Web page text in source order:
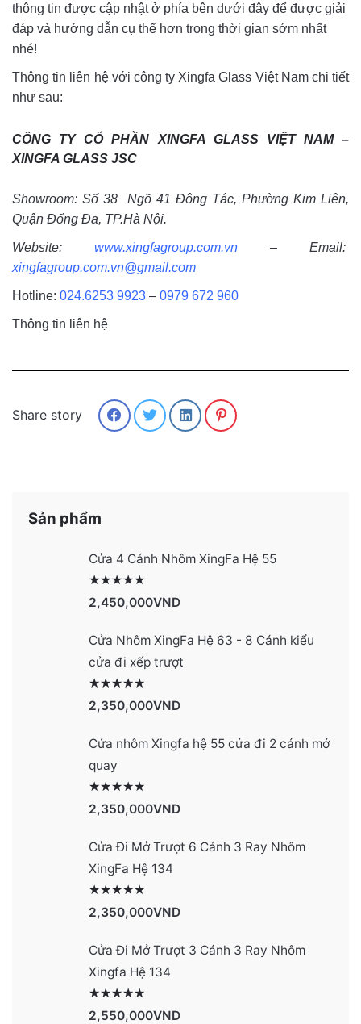
thông tin được cập nhật ở phía bên dưới đây để được giải
đáp và hướng dẫn cụ thể hơn trong thời gian sớm nhất
nhé!
Thông tin liên hệ với công ty Xingfa Glass Việt Nam chi tiết
như sau:
CÔNG TY CỔ PHẦN XINGFA GLASS VIỆT NAM –
XINGFA GLASS JSC
Showroom: Số 38 Ngõ 41 Đông Tác, Phường Kim Liên,
Quận Đống Đa, TP.Hà Nội.
Website: www.xingfagroup.com.vn – Email:
xingfagroup.com.vn@gmail.com
Hotline: 024.6253 9923 – 0979 672 960
Thông tin liên hệ
Share story
Sản phẩm
Cửa 4 Cánh Nhôm XingFa Hệ 55
2,450,000VND
Cửa Nhôm XingFa Hệ 63 - 8 Cánh kiểu
cửa đi xếp trượt
2,350,000VND
Cửa nhôm Xingfa hệ 55 cửa đi 2 cánh mở
quay
2,350,000VND
Cửa Đi Mở Trượt 6 Cánh 3 Ray Nhôm
XingFa Hệ 134
2,350,000VND
Cửa Đi Mở Trượt 3 Cánh 3 Ray Nhôm
Xingfa Hệ 134
2,550,000VND